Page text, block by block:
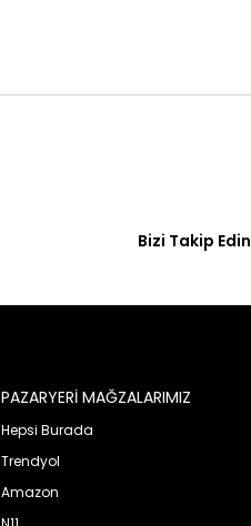
Bizi Takip Edin
PAZARYERİ MAĞZALARIMIZ
Hepsi Burada
Trendyol
Amazon